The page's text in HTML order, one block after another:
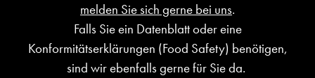
melden Sie sich gerne bei uns.
Falls Sie ein Datenblatt oder eine
Konformitätserklärungen (Food Safety) benötigen,
sind wir ebenfalls gerne für Sie da.